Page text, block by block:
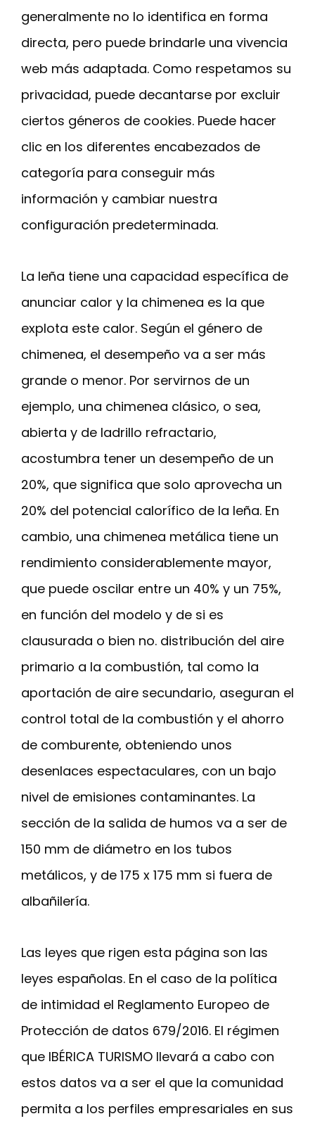
generalmente no lo identifica en forma
directa, pero puede brindarle una vivencia
web más adaptada. Como respetamos su
privacidad, puede decantarse por excluir
ciertos géneros de cookies. Puede hacer
clic en los diferentes encabezados de
categoría para conseguir más
información y cambiar nuestra
configuración predeterminada.
La leña tiene una capacidad específica de
anunciar calor y la chimenea es la que
explota este calor. Según el género de
chimenea, el desempeño va a ser más
grande o menor. Por servirnos de un
ejemplo, una chimenea clásico, o sea,
abierta y de ladrillo refractario,
acostumbra tener un desempeño de un
20%, que significa que solo aprovecha un
20% del potencial calorífico de la leña. En
cambio, una chimenea metálica tiene un
rendimiento considerablemente mayor,
que puede oscilar entre un 40% y un 75%,
en función del modelo y de si es
clausurada o bien no. distribución del aire
primario a la combustión, tal como la
aportación de aire secundario, aseguran el
control total de la combustión y el ahorro
de comburente, obteniendo unos
desenlaces espectaculares, con un bajo
nivel de emisiones contaminantes. La
sección de la salida de humos va a ser de
150 mm de diámetro en los tubos
metálicos, y de 175 x 175 mm si fuera de
albañilería.
Las leyes que rigen esta página son las
leyes españolas. En el caso de la política
de intimidad el Reglamento Europeo de
Protección de datos 679/2016. El régimen
que IBÉRICA TURISMO llevará a cabo con
estos datos va a ser el que la comunidad
permita a los perfiles empresariales en sus